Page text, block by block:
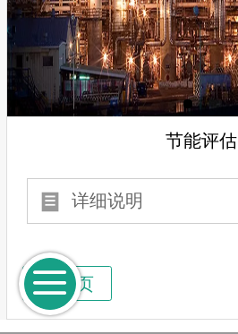
节能评估
详细说明